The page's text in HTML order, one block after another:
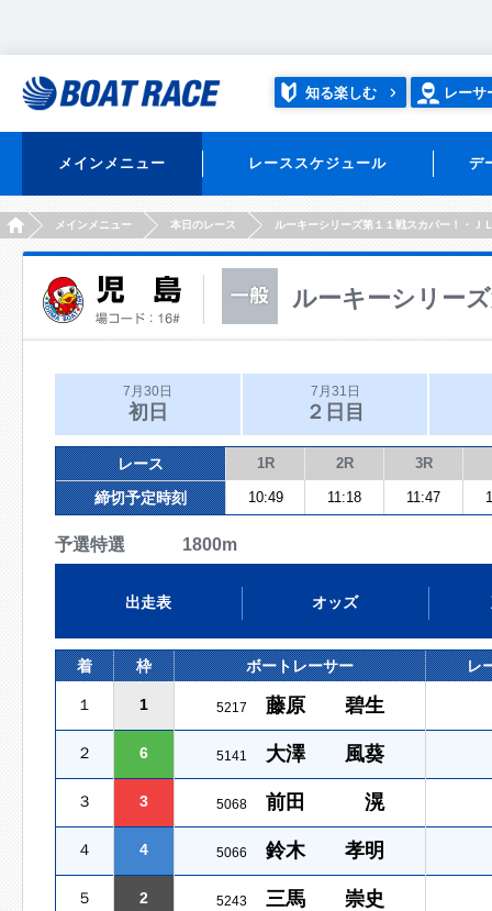
知る楽しむ レーサ
メインメニュー レーススケジュール デ
HOMEメインメニュー 本日のレース ルーキーシリーズ第１１戦スカパー！・Ｊ
ルーキーシリー
7月30日
初日
7月31日
２日目
レース 1R 2R 3R
締切予定時刻 10:49 11:18 11:47
予選特選 1800m
出走表 オッズ
着 枠 ボートレーサー レ
１ 1 5217 藤原 碧生
２ 6 5141 大澤 風葵
３ 3 5068 前田 滉
４ 4 5066 鈴木 孝明
５ 2 5243 三馬 崇史